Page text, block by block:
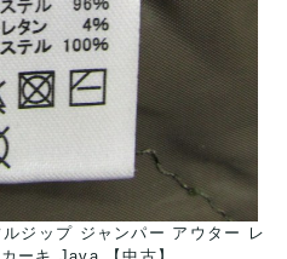
ジップ ジャンパー アウター レ